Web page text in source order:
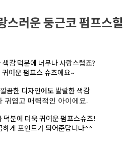
스러운 둥근코 펌프스힐
색감 덕분에 너무나 사랑스럽죠?
귀여운 펌프스 슈즈에요~
끔한 디자인에도 발랄한 색감
귀엽고 매력적인 아이에요.
덕분에 더욱 귀여운 펌프스슈즈!
하게 포인트가 되어준답니다^^